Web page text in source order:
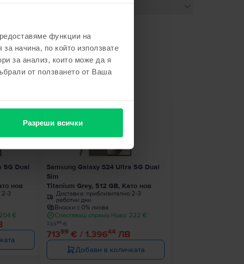
функции на
начина, по който използвате
за анализ, които може да я
от ползването от Ваша
Разреши всички
5G Dual
нов
2-3
€
Samsung Galaxy S24 Ultra 5G Dual
Sim
Titanium Grey, 512 GB, Като нов
Доставка: приблизително 2-3
работни дни
Вноски с 0% лихва
Спестяваш спрямо Ново: 222 €
71399 € / 1.39644 ЛВ
73399€
Добави в количката